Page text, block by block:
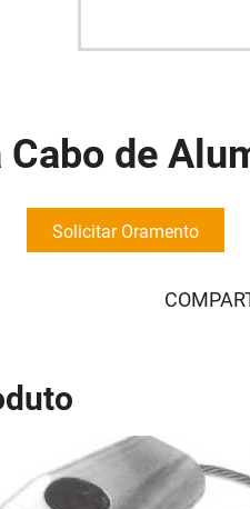
Cabo de
Solicitar Oramento